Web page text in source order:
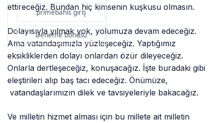
primebahis giriş
Deneme bonusu
ettireceğiz. Bundan hiç kimsenin kuşkusu olmasın.
Dolayısıyla yılmak yok, yolumuza devam edeceğiz.
Ama vatandaşımızla yüzleşeceğiz. Yaptığımız
eksikliklerden dolayı onlardan özür dileyeceğiz.
Onlarla dertleşeceğiz, konuşacağız. İşte buradaki gibi
eleştirileri alıp baş tacı edeceğiz. Önümüze,
vatandaşlarımızın dilek ve tavsiyeleriyle bakacağız.
Ve milletin hizmet alması için bu millete ait milletin